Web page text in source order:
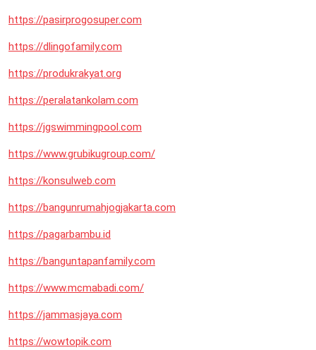
https://pasirprogosuper.com
https://dlingofamily.com
https://produkrakyat.org
https://peralatankolam.com
https://jgswimmingpool.com
https://www.grubikugroup.com/
https://konsulweb.com
https://bangunrumahjogjakarta.com
https://pagarbambu.id
https://banguntapanfamily.com
https://www.mcmabadi.com/
https://jammasjaya.com
https://wowtopik.com